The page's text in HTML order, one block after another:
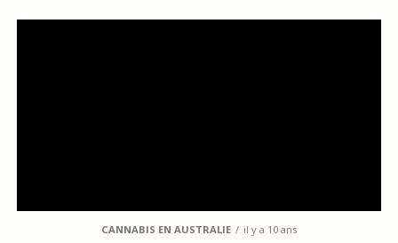
CANNABIS EN AUSTRALIE il y a 10 ans